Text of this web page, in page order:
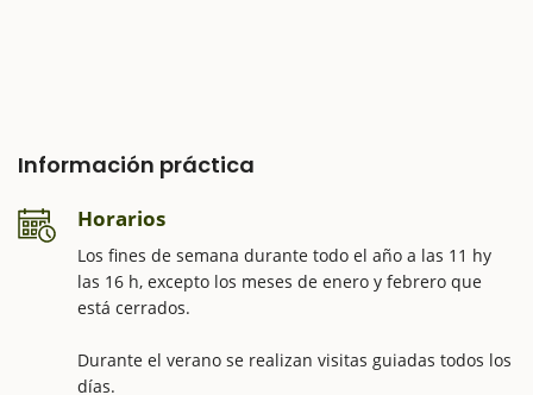
Información práctica
Horarios
Los fines de semana durante todo el año a las 11 hy
las 16 h, excepto los meses de enero y febrero que
está cerrados.
Durante el verano se realizan visitas guiadas todos los
días.